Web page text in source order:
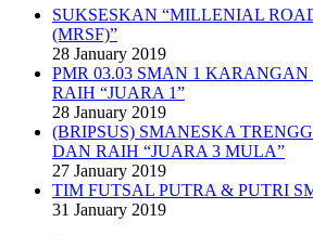
SUKSESKAN “MILLENIAL
(MRSF)”
28 January 2019
PMR 03.03 SMAN 1
RAIH “JUARA 1”
28 January 2019
(BRIPSUS) SMANESKA
DAN RAIH “JUARA 3 MULA”
27 January 2019
TIM FUTSAL PUTRA & PUTRI
31 January 2019